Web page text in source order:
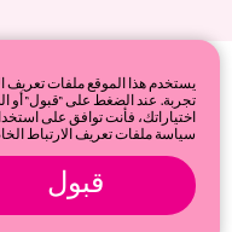
policy
يستخدم هذا الموقع ملفات
تجربة. عند الضغط على "قبول" أو
اختياراتك، فأنت توافق على
سياسة ملفات تعريف الارتباط
قبول